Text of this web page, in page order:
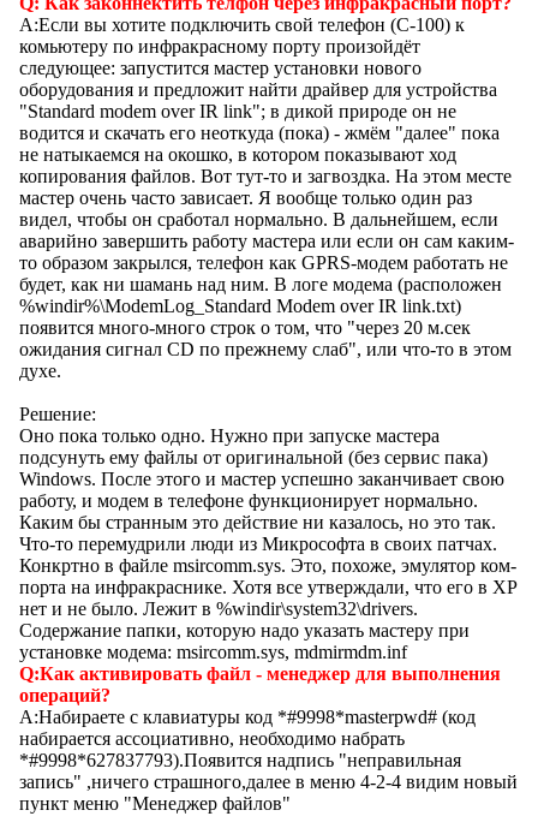
A:Если вы хотите подключить свой телефон (С-100) к
комьютеру по инфракрасному порту произойдёт
следующее: запустится мастер установки нового
оборудования и предложит найти драйвер для устройства
"Standard modem over IR link"; в дикой природе он не
водится и скачать его неоткуда (пока) - жмём "далее" пока
не натыкаемся на окошко, в котором показывают ход
копирования файлов. Вот тут-то и загвоздка. На этом месте
мастер очень часто зависает. Я вообще только один раз
видел, чтобы он сработал нормально. В дальнейшем, если
аварийно завершить работу мастера или если он сам каким-
то образом закрылся, телефон как GPRS-модем работать не
будет, как ни шамань над ним. В логе модема (расположен
%windir%\ModemLog_Standard Modem over IR link.txt)
появится много-много строк о том, что "через 20 м.сек
ожидания сигнал CD по прежнему слаб", или что-то в этом
духе.
Решение:
Оно пока только одно. Нужно при запуске мастера
подсунуть ему файлы от оригинальной (без сервис пака)
Windows. После этого и мастер успешно заканчивает свою
работу, и модем в телефоне функционирует нормально.
Каким бы странным это действие ни казалось, но это так.
Что-то перемудрили люди из Микрософта в своих патчах.
Конкртно в файле msircomm.sys. Это, похоже, эмулятор ком-
порта на инфракраснике. Хотя все утверждали, что его в ХР
нет и не было. Лежит в %windir\system32\drivers.
Содержание папки, которую надо указать мастеру при
установке модема: msircomm.sys, mdmirmdm.inf
Q:Как активировать файл - менеджер для выполнения
операций?
A:Набираете с клавиатуры код *#9998*masterpwd# (код
набирается ассоциативно, необходимо набрать
*#9998*627837793).Появится надпись "неправильная
запись" ,ничего страшного,далее в меню 4-2-4 видим новый
пункт меню "Менеджер файлов"